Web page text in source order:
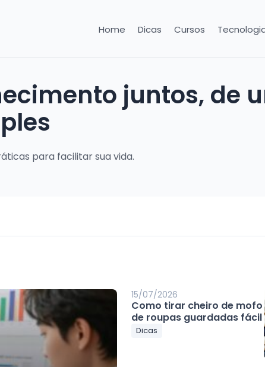
Home Dicas Cursos
juntos, de
para facilitar sua vida.
15/07/2026
Como tirar cheiro de mofo
de roupas guardadas fácil
Dicas